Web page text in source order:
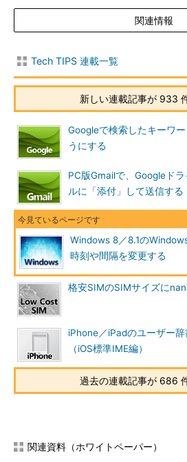
り、（更新プログラムを含む）ソフト
ュリティスキャンを実施したり、とい
だしユーザーがコンピューターを使用
る）。
従って、更新プログラムの自動適用
メンテナンスの開始時刻を変更すれば
ールパネルから「Windows Update」の
コントロールパネルから自動適用時刻を変更する
これはWindows 8.1のコントロールパネルで
teアプレットを開いたところ。
（1）左側のメニューから［設定の変更］を選
関連情報
Tech TIPS 連載一覧
新しい連載記事が 933
Googleで検索したキーワ
うにする
PC版Gmailで、Googleド
ルに「添付」して送信する
Windows 8／8.1の
時刻や間隔を変更する
格安SIMのSIMサイズに
iPhone／iPadのユーザー
（iOS標準IME編）
過去の連載記事が 686
関連資料（ホワイトペーパー）